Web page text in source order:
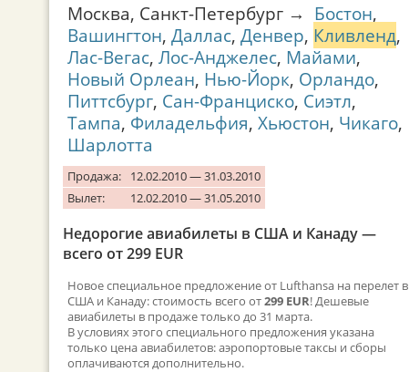
Москва, Санкт-Петербург → Бостон,
Вашингтон, Даллас, Денвер, Кливленд,
Лас-Вегас, Лос-Анджелес, Майами,
Новый Орлеан, Нью-Йорк, Орландо,
Питтсбург, Сан-Франциско, Сиэтл,
Тампа, Филадельфия, Хьюстон, Чикаго,
Шарлотта
Продажа:
12.02.2010 — 31.03.2010
Вылет:
12.02.2010 — 31.05.2010
Недорогие авиабилеты в США и Канаду —
всего от 299 EUR
Новое специальное предложение от Lufthansa на перелет в
США и Канаду: стоимость всего от299 EUR! Дешевые
авиабилеты в продаже только до 31 марта.
В условиях этого специального предложения указана
только цена авиабилетов: аэропортовые таксы и сборы
оплачиваются дополнительно.